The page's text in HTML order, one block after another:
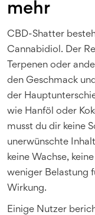
mehr
CBD-Shatter
Cannabidiol. Der
Terpenen oder
den Geschmack
der
wie Hanföl oder
musst du dir keine
unerwünschte
keine Wachse,
weniger Belastung
Wirkung.
Einige Nutzer